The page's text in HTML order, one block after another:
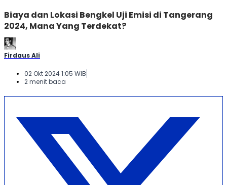
Biaya dan Lokasi Bengkel Uji Emisi di Tangerang
2024, Mana Yang Terdekat?
Firdaus Ali
02 Okt 2024 1:05 WIB
2 menit baca